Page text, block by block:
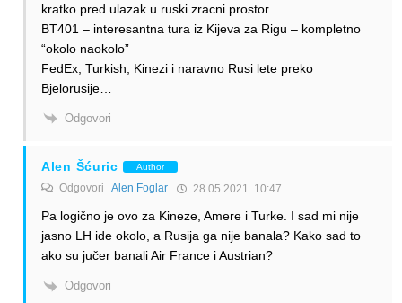
kratko pred ulazak u ruski zracni prostor
BT401 – interesantna tura iz Kijeva za Rigu – kompletno
“okolo naokolo”
FedEx, Turkish, Kinezi i naravno Rusi lete preko
Bjelorusije…
Odgovori
Alen Šćuric Author
Odgovori Alen Foglar 28.05.2021. 10:47
Pa logično je ovo za Kineze, Amere i Turke. I sad mi nije
jasno LH ide okolo, a Rusija ga nije banala? Kako sad to
ako su jučer banali Air France i Austrian?
Odgovori